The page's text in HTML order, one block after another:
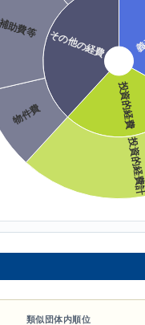
類似団体内順位